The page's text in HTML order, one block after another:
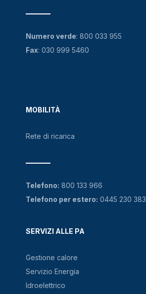
MOBILITÀ
Rete di ricarica
SERVIZI ALLE PA
Gestione calore
Servizio Energia
Idroelettrico
Numero verde: 800 033 955
Fax: 030 999 5460
Telefono: 800 133 966
Telefono per estero: 0445 230 383